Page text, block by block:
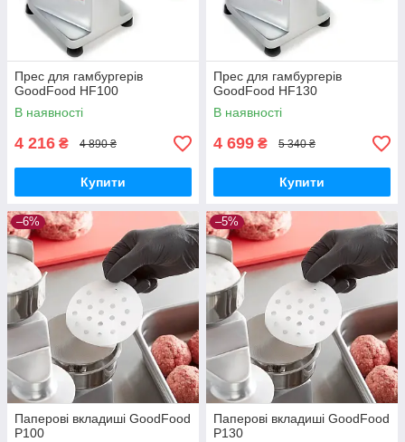
Прес для гамбургерів
GoodFood HF100
В наявності
4 216 ₴ 4 890 ₴
Купити
Прес для гамбургерів
GoodFood HF130
В наявності
4 699 ₴ 5 340 ₴
Купити
–6%
Паперові вкладиші GoodFood
P100
–5%
Паперові вкладиші GoodFood
P130